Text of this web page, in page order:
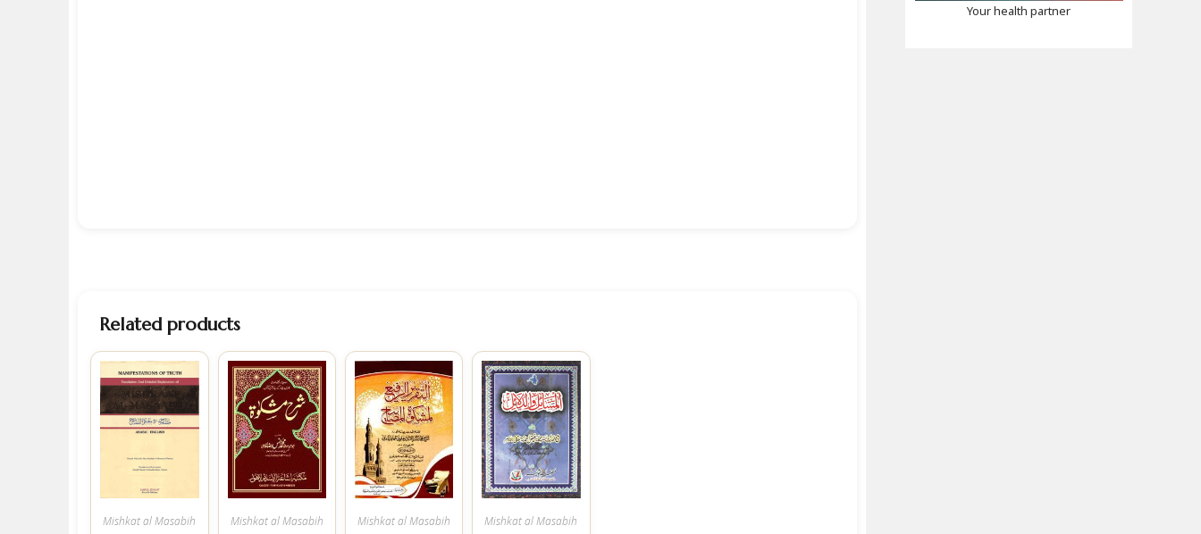
Related products
Mishkat al Masabih Mishkat al Masabih Mishkat al Masabih Mishkat al Masabih
Your health partner